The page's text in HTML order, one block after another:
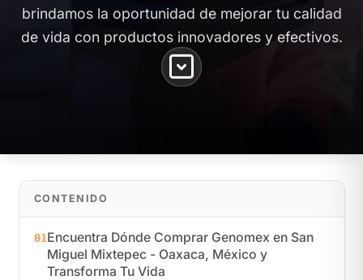
brindamos la oportunidad de mejorar tu calidad
de vida con productos innovadores y efectivos.
CONTENIDO
01Encuentra Dónde Comprar Genomex en San
Miguel Mixtepec - Oaxaca, México y
Transforma Tu Vida